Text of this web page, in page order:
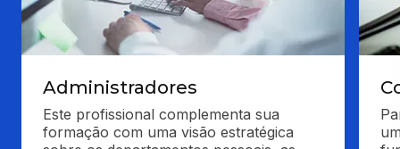
Administradores
Este profissional complementa sua
formação com uma visão estratégica